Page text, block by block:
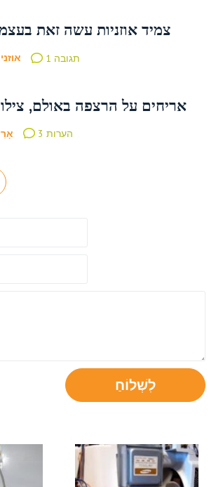
צמיד אוזניות עשה זאת
תגובה 1
אריחים על הרצפה באולם,
3 הערות
לִשְׁלוֹחַ